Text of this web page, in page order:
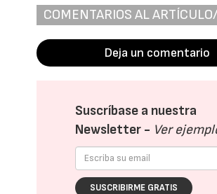
COMENTARIOS AL
Deja un comentario
Suscríbase a nuestra
Newsletter - Ver
SUSCRIBIRME GRATIS